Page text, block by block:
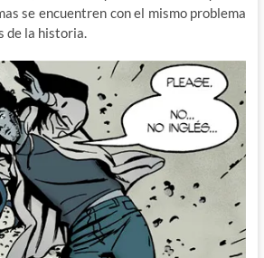
se encuentren con el mismo problema
de la historia.